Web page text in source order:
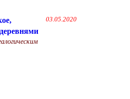
03.05.2020